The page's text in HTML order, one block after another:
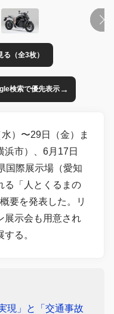
（全3枚）
検索で優先表示→
）〜29日（金）ま
浜市）、6月17日
国際展示場（愛知
る「人とくるまの
要を発表した。リ
展示会も用意され
る。
現」と「交通事故